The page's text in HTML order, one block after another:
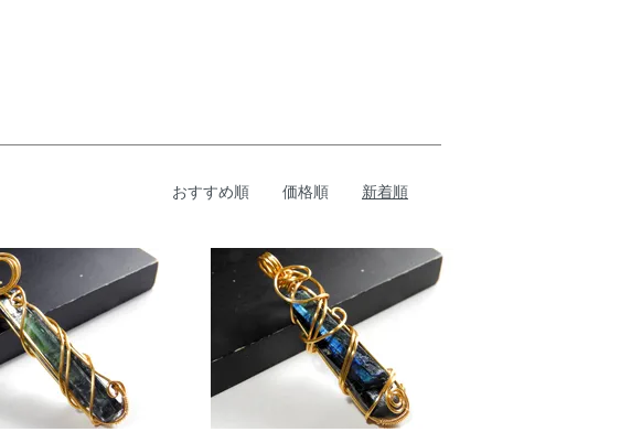
おすすめ順 価格順 新着順